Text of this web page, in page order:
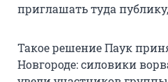
приглашать туда
Такое решение Паук
Новгороде: силовики